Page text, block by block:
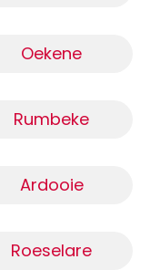
Oekene
Rumbeke
Ardooie
Roeselare